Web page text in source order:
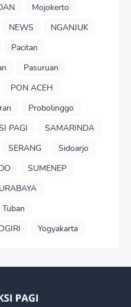
Mojokerto
NEWS
NGANJUK
Pacitan
Pasuruan
PON ACEH
Probolinggo
PAGI
SAMARINDA
SERANG
Sidoarjo
SUMENEP
Tuban
Yogyakarta